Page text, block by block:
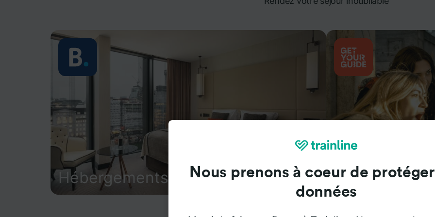
Hébergements Attractions
Nous prenons à coeur de
données